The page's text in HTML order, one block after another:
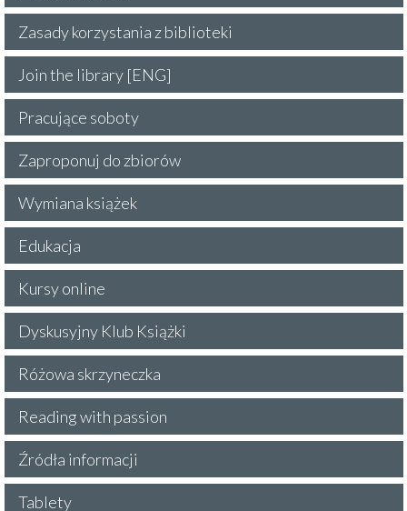
Zasady korzystania z biblioteki
Join the library [ENG]
Pracujące soboty
Zaproponuj do zbiorów
Wymiana książek
Edukacja
Kursy online
Dyskusyjny Klub Książki
Różowa skrzyneczka
Reading with passion
Źródła informacji
Tablety